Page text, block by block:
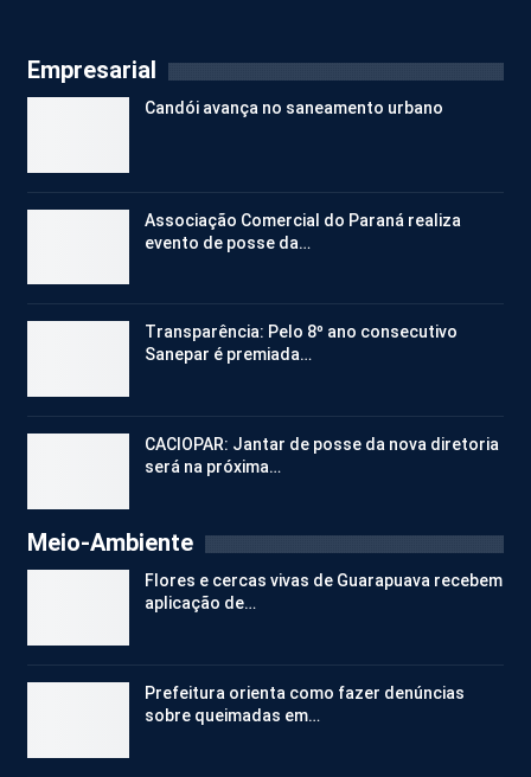
Empresarial
Candói avança no saneamento urbano
Associação Comercial do Paraná realiza
evento de posse da…
Transparência: Pelo 8º ano consecutivo
Sanepar é premiada…
CACIOPAR: Jantar de posse da nova diretoria
será na próxima…
Meio-Ambiente
Flores e cercas vivas de Guarapuava recebem
aplicação de…
Prefeitura orienta como fazer denúncias
sobre queimadas em…